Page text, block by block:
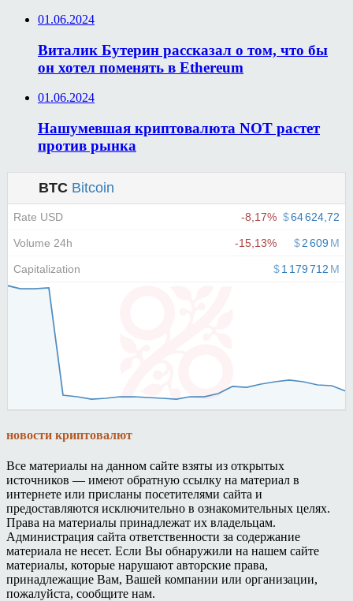
01.06.2024
Виталик Бутерин рассказал о том, что бы
он хотел поменять в Ethereum
01.06.2024
Нашумевшая криптовалюта NOT растет
против рынка
новости криптовалют
Все материалы на данном сайте взяты из открытых
источников — имеют обратную ссылку на материал в
интернете или присланы посетителями сайта и
предоставляются исключительно в ознакомительных целях.
Права на материалы принадлежат их владельцам.
Администрация сайта ответственности за содержание
материала не несет. Если Вы обнаружили на нашем сайте
материалы, которые нарушают авторские права,
принадлежащие Вам, Вашей компании или организации,
пожалуйста, сообщите нам.